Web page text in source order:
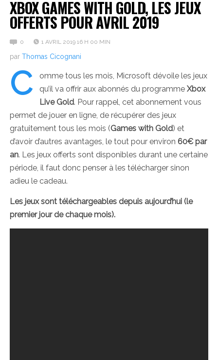
XBOX GAMES WITH GOLD, LES JEUX
OFFERTS POUR AVRIL 2019
0 1 AVRIL 2019 16 H 00 MIN
par Thomas Cicognani
C
omme tous les mois, Microsoft dévoile les jeux
qu’il va offrir aux abonnés du programme Xbox
Live Gold. Pour rappel, cet abonnement vous
permet de jouer en ligne, de récupérer des jeux
gratuitement tous les mois (Games with Gold) et
d’avoir d’autres avantages, le tout pour environ 60€ par
an. Les jeux offerts sont disponibles durant une certaine
période, il faut donc penser à les télécharger sinon
adieu le cadeau.
Les jeux sont téléchargeables depuis aujourd’hui (le
premier jour de chaque mois).